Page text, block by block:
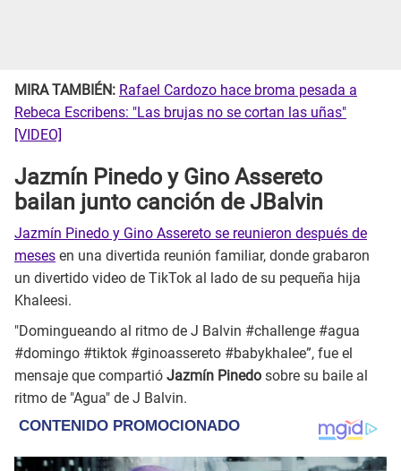
MIRA TAMBIÉN: Rafael Cardozo hace broma pesada a
Rebeca Escribens: "Las brujas no se cortan las uñas"
[VIDEO]
Jazmín Pinedo y Gino Assereto
bailan junto canción de JBalvin
Jazmín Pinedo y Gino Assereto se reunieron después de
meses en una divertida reunión familiar, donde grabaron
un divertido video de TikTok al lado de su pequeña hija
Khaleesi.
"Domingueando al ritmo de J Balvin #challenge #agua
#domingo #tiktok #ginoassereto #babykhalee”, fue el
mensaje que compartió Jazmín Pinedo sobre su baile al
ritmo de "Agua" de J Balvin.